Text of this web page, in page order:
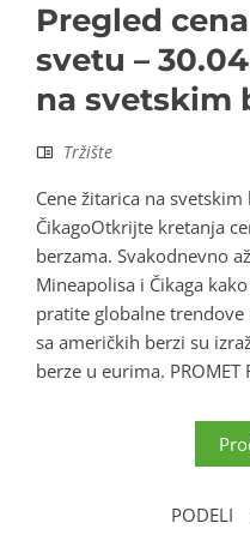
Pregled
svetu –
na svetskim
Tržište
Cene žitarica na
ČikagoOtkrijte kretanja
berzama. Svakodnevno
Mineapolisa i Čikaga
pratite globalne
sa američkih berzi su
berze u eurima.
PODELI